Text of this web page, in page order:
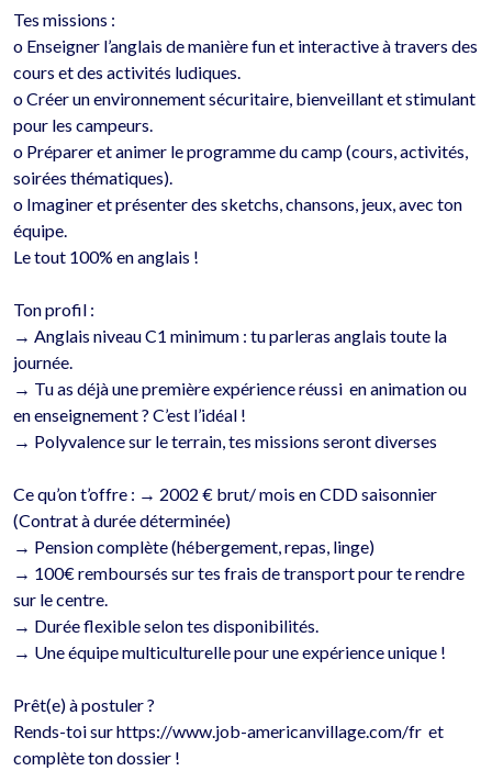
Tes missions :
o	Enseigner l’anglais de manière fun et interactive à travers des
cours et des activités ludiques.
o	Créer un environnement sécuritaire, bienveillant et stimulant
pour les campeurs.
o	Préparer et animer le programme du camp (cours, activités,
soirées thématiques).
o	Imaginer et présenter des sketchs, chansons, jeux, avec ton
équipe.
Le tout 100% en anglais !
Ton profil :
→ Anglais niveau C1 minimum : tu parleras anglais toute la
journée.
→ Tu as déjà une première expérience réussi  en animation ou
en enseignement ? C’est l’idéal !
→ Polyvalence sur le terrain, tes missions seront diverses
Ce qu’on t’offre : → 2002 € brut/ mois en CDD saisonnier
(Contrat à durée déterminée)
→ Pension complète (hébergement, repas, linge)
→ 100€ remboursés sur tes frais de transport pour te rendre
sur le centre.
→ Durée flexible selon tes disponibilités.
→ Une équipe multiculturelle pour une expérience unique !
Prêt(e) à postuler ?
Rends-toi sur https://www.job-americanvillage.com/fr  et
complète ton dossier !